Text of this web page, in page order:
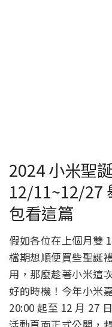
2024 小米聖
12/11~12/27
包看這篇
假如各位在上個月雙
檔期想順便買些聖誕
用，那麼趁著小米這
好的時機！今年小米
20:00 起至 12 月 27